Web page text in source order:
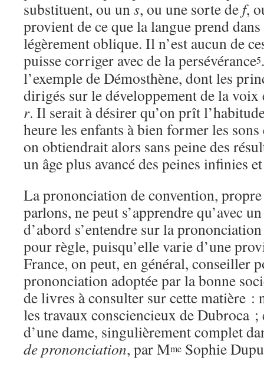
substituent, ou uns, ou une sorte de f,
provient de ce que la langue prend
légèrement oblique. Il n’est aucun de
puisse corriger avec de la persévérance5
l’exemple de Démosthène, dont les
dirigés sur le développement de la
r. Il serait à désirer qu’on prît
heure les enfants à bien former les
on obtiendrait alors sans peine des
un âge plus avancé des peines infinies
La prononciation de convention,
parlons, ne peut s’apprendre qu’avec
d’abord s’entendre sur la
pour règle, puisqu’elle varie d’une
France, on peut, en général, conseiller
prononciation adoptée par la bonne
de livres à consulter sur cette matière :
les travaux consciencieux de Dubroca
d’une dame, singulièrement complet
de prononciation, par Mme Sophie